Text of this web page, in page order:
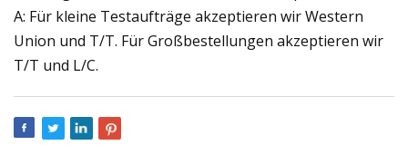
A: Für kleine Testaufträge akzeptieren wir Western
Union und T/T. Für Großbestellungen akzeptieren wir
T/T und L/C.